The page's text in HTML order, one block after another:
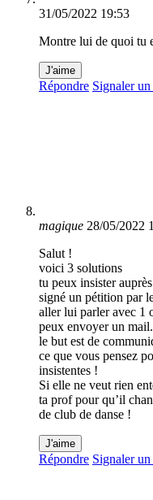
31/05/2022 19:53
Montre lui de quoi tu
J'aime
Répondre Signaler un
magique 28/05/2022
Salut !
voici 3 solutions
tu peux insister
signé un pétition par
aller lui parler avec 1
peux envoyer un
le but est de
ce que vous pensez
insistentes !
Si elle ne veut rien
ta prof pour qu’il
de club de danse !
J'aime
Répondre Signaler un